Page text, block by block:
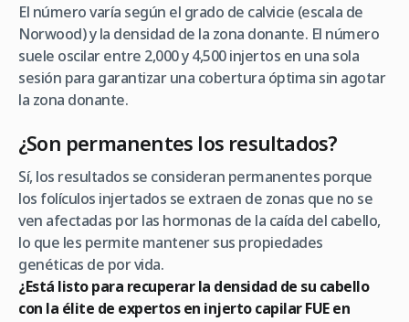
El número varía según el grado de calvicie (escala de
Norwood) y la densidad de la zona donante. El número
suele oscilar entre 2,000 y 4,500 injertos en una sola
sesión para garantizar una cobertura óptima sin agotar
la zona donante.
¿Son permanentes los resultados?
Sí, los resultados se consideran permanentes porque
los folículos injertados se extraen de zonas que no se
ven afectadas por las hormonas de la caída del cabello,
lo que les permite mantener sus propiedades
genéticas de por vida.
¿Está listo para recuperar la densidad de su cabello
con la élite de expertos en injerto capilar FUE en